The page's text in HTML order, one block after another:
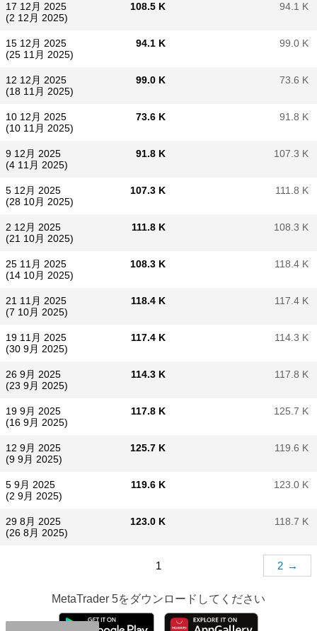
17 12月 2025
(2 12月 2025)
108.5 K 94.1 K
15 12月 2025
(25 11月 2025)
94.1 K 99.0 K
12 12月 2025
(18 11月 2025)
99.0 K 73.6 K
10 12月 2025
(10 11月 2025)
73.6 K 91.8 K
9 12月 2025
(4 11月 2025)
91.8 K 107.3 K
5 12月 2025
(28 10月 2025)
107.3 K 111.8 K
2 12月 2025
(21 10月 2025)
111.8 K 108.3 K
25 11月 2025
(14 10月 2025)
108.3 K 118.4 K
21 11月 2025
(7 10月 2025)
118.4 K 117.4 K
19 11月 2025
(30 9月 2025)
117.4 K 114.3 K
26 9月 2025
(23 9月 2025)
114.3 K 117.8 K
19 9月 2025
(16 9月 2025)
117.8 K 125.7 K
12 9月 2025
(9 9月 2025)
125.7 K 119.6 K
5 9月 2025
(2 9月 2025)
119.6 K 123.0 K
29 8月 2025
(26 8月 2025)
123.0 K 118.7 K
1 2 →
MetaTrader 5をダウンロードしてください